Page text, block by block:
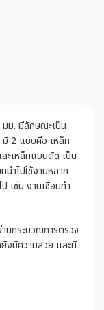
ม. มีลักษณะเป็น
มี 2 แบบคือ เหล็ก
ะเหล็กแบนตัด เป็น
ำไปใช้งานหลาก
เช่น งานเชื่อมทำ
นกระบวณการตรวจ
งมีความสวย และมี